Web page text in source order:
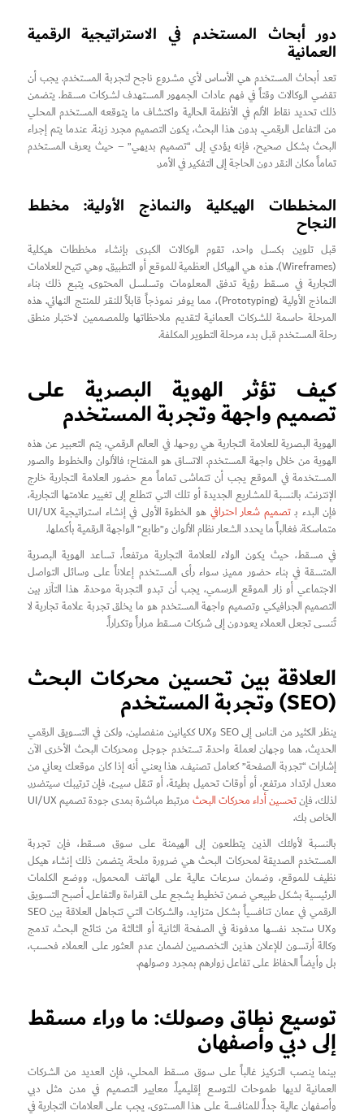
دور أبحاث المستخدم في الاستراتيجية الرقمية
العمانية
تعد أبحاث المستخدم هي الأساس لأي مشروع ناجح لتجربة المستخدم. يجب أن
تقضي الوكالات وقتاً في فهم عادات الجمهور المستهدف لشركات مسقط. يتضمن
ذلك تحديد نقاط الألم في الأنظمة الحالية واكتشاف ما يتوقعه المستخدم المحلي
من التفاعل الرقمي. بدون هذا البحث، يكون التصميم مجرد زينة. عندما يتم إجراء
البحث بشكل صحيح، فإنه يؤدي إلى “تصميم بديهي” – حيث يعرف المستخدم
تماماً مكان النقر دون الحاجة إلى التفكير في الأمر.
المخططات الهيكلية والنماذج الأولية: مخطط
النجاح
قبل تلوين بكسل واحد، تقوم الوكالات الكبرى بإنشاء مخططات هيكلية
(Wireframes). هذه هي الهياكل العظمية للموقع أو التطبيق. وهي تتيح للعلامات
التجارية في مسقط رؤية تدفق المعلومات وتسلسل المحتوى. يتبع ذلك بناء
النماذج الأولية (Prototyping)، مما يوفر نموذجاً قابلاً للنقر للمنتج النهائي. هذه
المرحلة حاسمة للشركات العمانية لتقديم ملاحظاتها وللمصممين لاختبار منطق
رحلة المستخدم قبل بدء مرحلة التطوير المكلفة.
كيف تؤثر الهوية البصرية على
تصميم واجهة وتجربة المستخدم
الهوية البصرية للعلامة التجارية هي روحها. في العالم الرقمي، يتم التعبير عن هذه
الهوية من خلال واجهة المستخدم. الاتساق هو المفتاح؛ فالألوان والخطوط والصور
المستخدمة في الموقع يجب أن تتماشى تماماً مع حضور العلامة التجارية خارج
الإنترنت. بالنسبة للمشاريع الجديدة أو تلك التي تتطلع إلى تغيير علامتها التجارية،
فإن البدء بـتصميم شعار احترافي
هو الخطوة الأولى في إنشاء استراتيجية UI/UX
متماسكة. فغالباً ما يحدد الشعار نظام الألوان و”طابع” الواجهة الرقمية بأكملها.
في مسقط، حيث يكون الولاء للعلامة التجارية مرتفعاً، تساعد الهوية البصرية
المتسقة في بناء حضور مميز. سواء رأى المستخدم إعلاناً على وسائل التواصل
الاجتماعي أو زار الموقع الرسمي، يجب أن تبدو التجربة موحدة. هذا التآزر بين
التصميم الجرافيكي وتصميم واجهة المستخدم هو ما يخلق تجربة علامة تجارية لا
تُنسى تجعل العملاء يعودون إلى شركات مسقط مراراً وتكراراً.
العلاقة بين تحسين محركات البحث
(SEO) وتجربة المستخدم
ينظر الكثير من الناس إلى SEO وUX ككيانين منفصلين، ولكن في التسويق الرقمي
الحديث، هما وجهان لعملة واحدة. تستخدم جوجل ومحركات البحث الأخرى الآن
إشارات “تجربة الصفحة” كعامل تصنيف. هذا يعني أنه إذا كان موقعك يعاني من
معدل ارتداد مرتفع، أو أوقات تحميل بطيئة، أو تنقل سيئ، فإن ترتيبك سيتضرر.
لذلك، فإنتحسين أداء محركات البحث
مرتبط مباشرة بمدى جودة تصميم UI/UX
الخاص بك.
بالنسبة لأولئك الذين يتطلعون إلى الهيمنة على سوق مسقط، فإن تجربة
المستخدم الصديقة لمحركات البحث هي ضرورة ملحة. يتضمن ذلك إنشاء هيكل
نظيف للموقع، وضمان سرعات عالية على الهاتف المحمول، ووضع الكلمات
الرئيسية بشكل طبيعي ضمن تخطيط يشجع على القراءة والتفاعل. أصبح التسويق
الرقمي في عمان تنافسياً بشكل متزايد، والشركات التي تتجاهل العلاقة بين SEO
وUX ستجد نفسها مدفونة في الصفحة الثانية أو الثالثة من نتائج البحث. تدمج
وكالة أرتسون للإعلان هذين التخصصين لضمان عدم العثور على العملاء فحسب،
بل وأيضاً الحفاظ على تفاعل زوارهم بمجرد وصولهم.
توسيع نطاق وصولك: ما وراء مسقط
إلى دبي وأصفهان
بينما ينصب التركيز غالباً على سوق مسقط المحلي، فإن العديد من الشركات
العمانية لديها طموحات للتوسع إقليمياً. معايير التصميم في مدن مثل دبي
وأصفهان عالية جداً. للمنافسة على هذا المستوى، يجب على العلامات التجارية في